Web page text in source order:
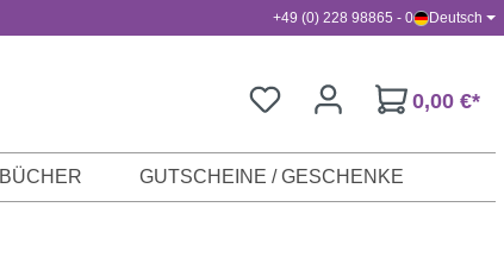
+49 (0) 228 98865 - 0 Deutsch
0,00 €*
BÜCHER GUTSCHEINE / GESCHENKE